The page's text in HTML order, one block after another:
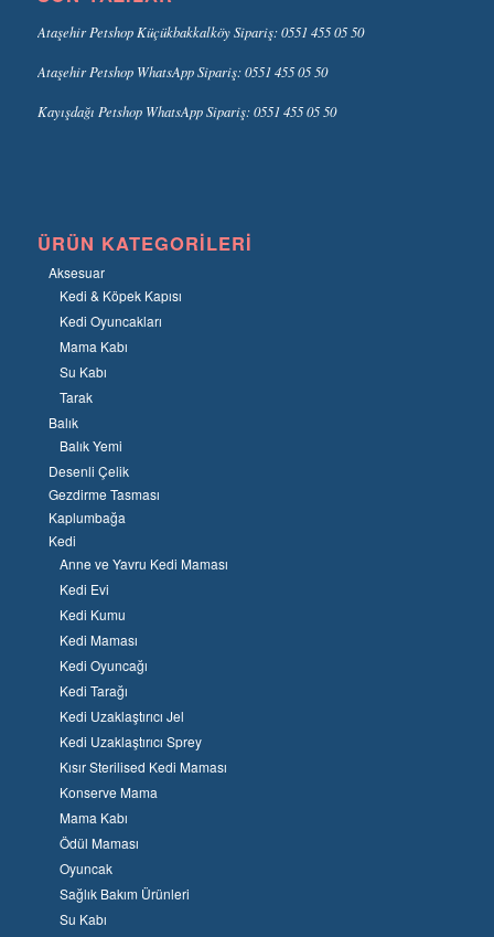
Ataşehir Petshop Küçükbakkalköy Sipariş: 0551 455 05 50
Ataşehir Petshop WhatsApp Sipariş: 0551 455 05 50
Kayışdağı Petshop WhatsApp Sipariş: 0551 455 05 50
ÜRÜN KATEGORILERI
Aksesuar
Kedi & Köpek Kapısı
Kedi Oyuncakları
Mama Kabı
Su Kabı
Tarak
Balık
Balık Yemi
Desenli Çelik
Gezdirme Tasması
Kaplumbağa
Kedi
Anne ve Yavru Kedi Maması
Kedi Evi
Kedi Kumu
Kedi Maması
Kedi Oyuncağı
Kedi Tarağı
Kedi Uzaklaştırıcı Jel
Kedi Uzaklaştırıcı Sprey
Kısır Sterilised Kedi Maması
Konserve Mama
Mama Kabı
Ödül Maması
Oyuncak
Sağlık Bakım Ürünleri
Su Kabı